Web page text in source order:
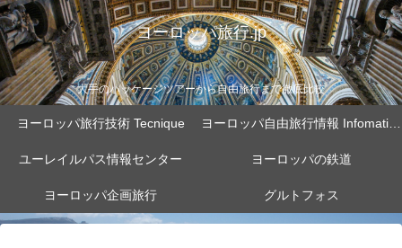
ヨーロッパ旅行.jp
大手のパッケージツアーから自由旅行まで徹底比較
ヨーロッパ旅行技術 Tecnique ヨーロッパ自由旅行情報 Infomation
ユーレイルパス情報センター ヨーロッパの鉄道
ヨーロッパ企画旅行 グルトフォス